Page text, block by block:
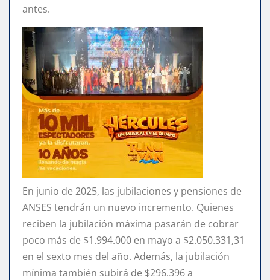
antes.
En junio de 2025, las jubilaciones y pensiones de
ANSES tendrán un nuevo incremento. Quienes
reciben la jubilación máxima pasarán de cobrar
poco más de $1.994.000 en mayo a $2.050.331,31
en el sexto mes del año. Además, la jubilación
mínima también subirá de $296.396 a